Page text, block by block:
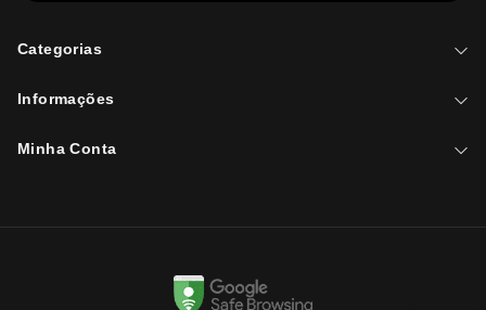
Categorias
Informações
Minha Conta